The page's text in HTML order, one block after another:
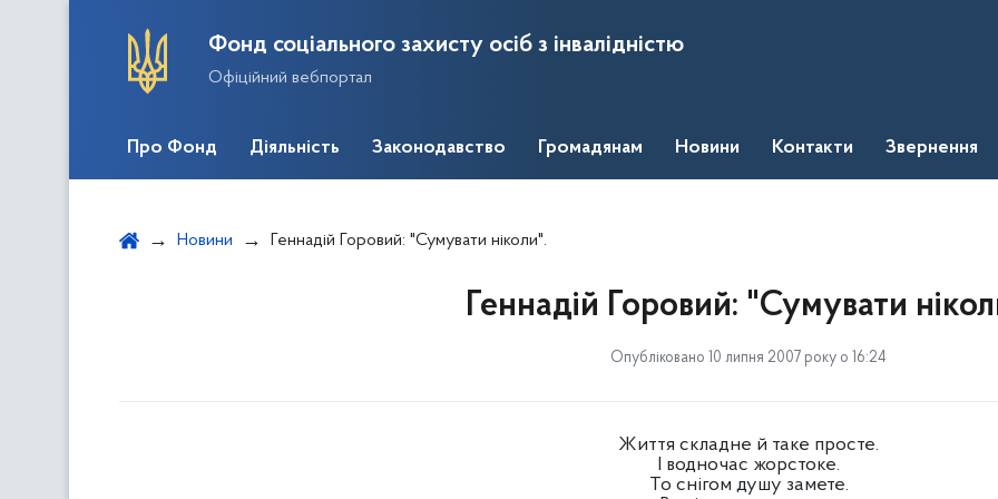
Фонд соціального захисту осіб з інвалідністю
Офіційний вебпортал
Про Фонд Діяльність Законодавство Громадянам Новини Контакти Звернення
Новини Геннадій Горовий: "Сумувати ніколи".
Геннадій Горовий: "Сумувати
Опубліковано 10 липня 2007 року о 16:24
Життя складне й таке просте.
І водночас жорстоке.
То снігом душу замете.